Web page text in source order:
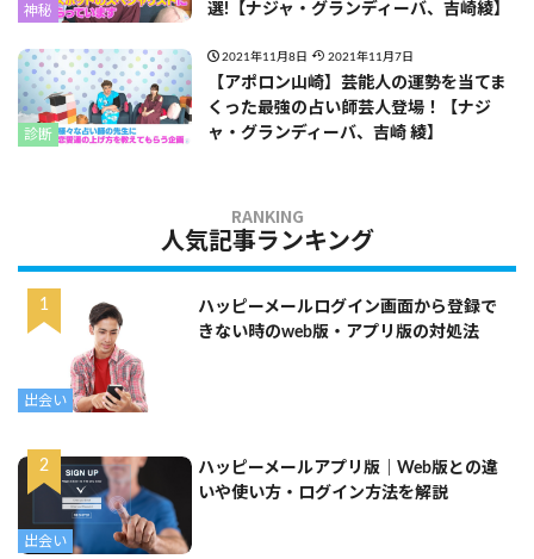
神秘
選!【ナジャ・グランディーバ、吉崎綾】
診断
2021年11月8日 2021年11月7日
【アポロン山崎】芸能人の運勢を当てま
くった最強の占い師芸人登場！【ナジ
ャ・グランディーバ、吉崎 綾】
人気記事ランキング
出会い
ハッピーメールログイン画面から登録で
きない時のweb版・アプリ版の対処法
出会い
ハッピーメールアプリ版｜Web版との違
いや使い方・ログイン方法を解説